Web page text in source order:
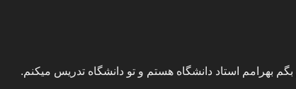
بگم بهرامم استاد دانشگاه هستم و تو دانشگاه تدریس میکنم.